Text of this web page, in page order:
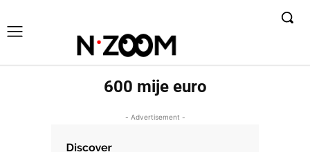
600 mije euro
- Advertisement -